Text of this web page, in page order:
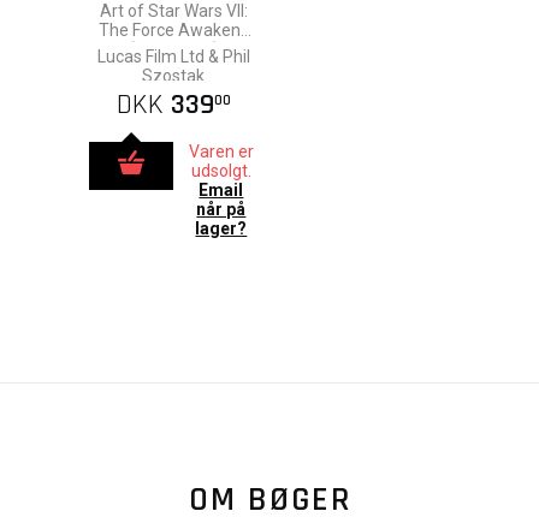
Art of Star Wars VII:
The Force Awakens
(Hardcover)
Lucas Film Ltd & Phil
Szostak
DKK 33900
Varen er
udsolgt.
Email
når på
lager?
OM BØGER